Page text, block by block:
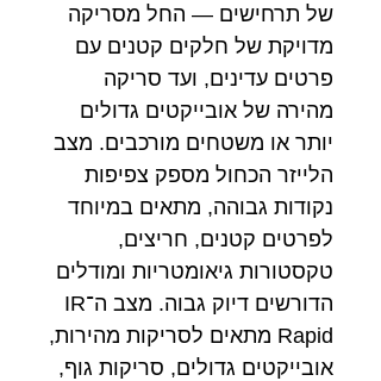
של תרחישים — החל מסריקה
מדויקת של חלקים קטנים עם
פרטים עדינים, ועד סריקה
מהירה של אובייקטים גדולים
יותר או משטחים מורכבים. מצב
הלייזר הכחול מספק צפיפות
נקודות גבוהה, מתאים במיוחד
לפרטים קטנים, חריצים,
טקסטורות גיאומטריות ומודלים
הדורשים דיוק גבוה. מצב ה־IR
Rapid מתאים לסריקות מהירות,
אובייקטים גדולים, סריקות גוף,